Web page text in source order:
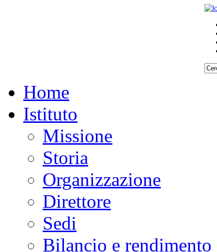
Home
Istituto
Missione
Storia
Organizzazione
Direttore
Sedi
Bilancio e rendimento